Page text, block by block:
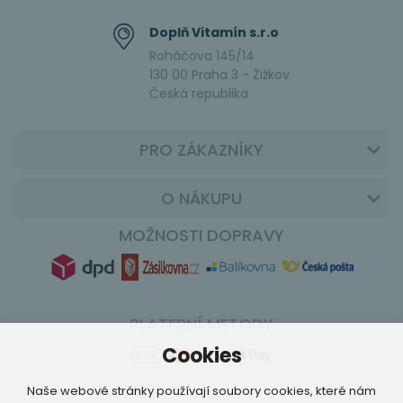
Doplň Vitamín s.r.o
Roháčova 145/14
130 00 Praha 3 - Žižkov
Česká republika
PRO ZÁKAZNÍKY
O NÁKUPU
MOŽNOSTI DOPRAVY
PLATEBNÍ METODY
Cookies
Naše webové stránky používají soubory cookies, které nám